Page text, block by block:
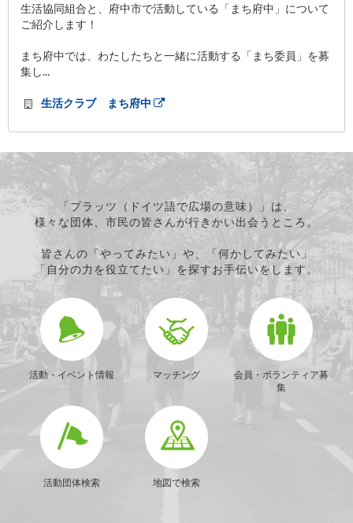
生活協同組合と、府中市で活動している「まち府中」について
ご紹介します！
まち府中では、わたしたちと一緒に活動する「まち委員」を募
集し...
生活クラブ まち府中
「プラッツ（ドイツ語で広場の意味）」は、
様々な団体、市民の皆さんが行きかい出会うところ。
皆さんの「やってみたい」や、「何かしてみたい」
「自分の力を役立てたい」を探すお手伝いをします。
活動・イベント情報 マッチング
会員・ボランティア募
集
活動団体検索 地図で検索